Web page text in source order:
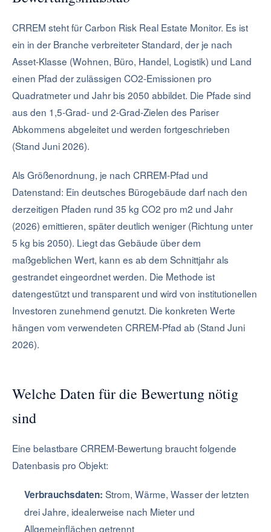
CRREM steht für Carbon Risk Real Estate Monitor. Es ist
ein in der Branche verbreiteter Standard, der je nach
Asset-Klasse (Wohnen, Büro, Handel, Logistik) und Land
einen Pfad der zulässigen CO2-Emissionen pro
Quadratmeter und Jahr bis 2050 abbildet. Die Pfade sind
aus den 1,5-Grad- und 2-Grad-Zielen des Pariser
Abkommens abgeleitet und werden fortgeschrieben
(Stand Juni 2026).
Als Größenordnung, je nach CRREM-Pfad und
Datenstand: Ein deutsches Bürogebäude darf nach den
derzeitigen Pfaden rund 35 kg CO2 pro m2 und Jahr
(2026) emittieren, später deutlich weniger (Richtung unter
5 kg bis 2050). Liegt das Gebäude über dem
maßgeblichen Wert, kann es ab dem Schnittjahr als
gestrandet eingeordnet werden. Die Methode ist
datengestützt und transparent und wird von institutionellen
Investoren zunehmend genutzt. Die konkreten Werte
hängen vom verwendeten CRREM-Pfad ab (Stand Juni
2026).
Welche Daten für die Bewertung nötig
sind
Eine belastbare CRREM-Bewertung braucht folgende
Datenbasis pro Objekt:
Verbrauchsdaten: Strom, Wärme, Wasser der letzten
drei Jahre, idealerweise nach Mieter und
Allgemeinflächen getrennt